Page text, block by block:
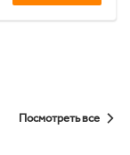
Посмотреть все